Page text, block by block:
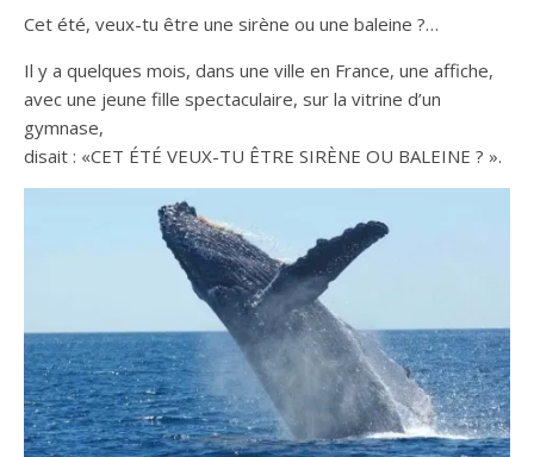
Cet été, veux-tu être une sirène ou une baleine ?…
Il y a quelques mois, dans une ville en France, une affiche,
avec une jeune fille spectaculaire, sur la vitrine d’un
gymnase,
disait : «CET ÉTÉ VEUX-TU ÊTRE SIRÈNE OU BALEINE ? ».